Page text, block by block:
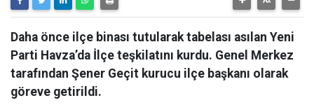
Daha önce ilçe binası tutularak tabelası asılan Yeni
Parti Havza’da İlçe teşkilatını kurdu. Genel Merkez
tarafından Şener Geçit kurucu ilçe başkanı olarak
göreve getirildi.